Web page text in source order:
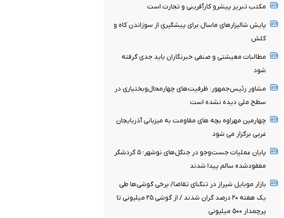
مکتب تبریز پیشرو کارآفرینی و تجارت است
پایش شالیزار‌های ماسال برای پیشگیری از سوزاندن کاه و
کلش
مطالبات معیشتی و صنفی خبرنگاران باید جدی گرفته
شود
مشاور رئیس‌جمهور: ظرفیت‌های چهارمحال‌وبختیاری در
سطح ملی دیده نشده است
چهارمین مهراوه بچه های مقاومت به میزبانی آذربایجان
غربی برگزار می شود
پایان عملیات جست‌وجو در جنگل‌های نوشهر؛ ۵ گردشگر
مفقودشده سالم پیدا شدند
بازار موبایل شیراز در تنگنای تقاضا/ برخی گوشی‌ها طی
یک هفته ۲۰ درصد گران شدند / از گوشی ۲۵ میلیونی تا
پرچمدار ۵۰۰ میلیونی